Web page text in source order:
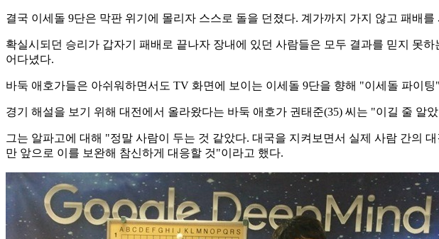
결국 이세돌 9단은 막판 위기에 몰리자 스스로 돌을 던졌다. 계가까지 가지 않고 패배
확실시되던 승리가 갑자기 패배로 끝나자 장내에 있던 사람들은 모두 결과를 믿지 못
어다녔다.
바둑 애호가들은 아쉬워하면서도 TV 화면에 보이는 이세돌 9단을 향해 "이세돌 파이
경기 해설을 보기 위해 대전에서 올라왔다는 바둑 애호가 권태준(35) 씨는 "이길 줄 알
그는 알파고에 대해 "정말 사람이 두는 것 같았다. 대국을 지켜보면서 실제 사람 간의
만 앞으로 이를 보완해 참신하게 대응할 것"이라고 했다.